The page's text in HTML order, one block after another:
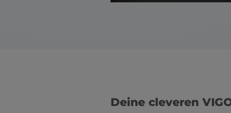
Deine cleveren